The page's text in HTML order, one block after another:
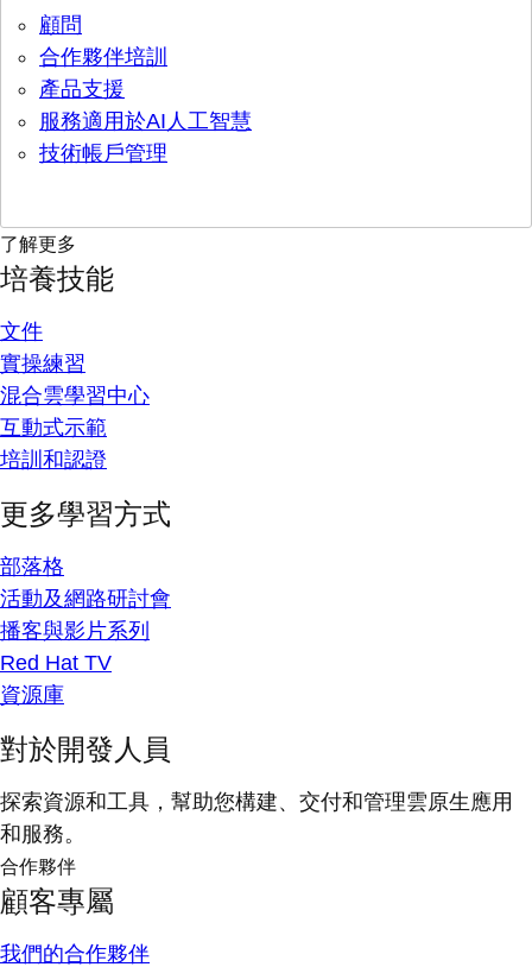
顧問
合作夥伴培訓
產品支援
服務適用於AI人工智慧
技術帳戶管理
了解更多
培養技能
文件
實操練習
混合雲學習中心
互動式示範
培訓和認證
更多學習方式
部落格
活動及網路研討會
播客與影片系列
Red Hat TV
資源庫
對於開發人員
探索資源和工具，幫助您構建、交付和管理雲原生應用
和服務。
合作夥伴
顧客專屬
我們的合作夥伴